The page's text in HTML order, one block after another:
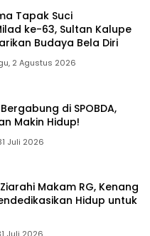
Tapak Suci
ke-63, Sultan Kalupe
Budaya Bela Diri
2 Agustus 2026
di SPOBDA,
Makin Hidup!
Juli 2026
Makam RG, Kenang
Hidup untuk